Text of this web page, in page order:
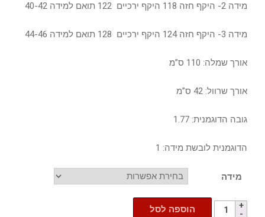
מידה 2- היקף חזה 118 היקף ירכיים 122 תואם למידה 40-42
מידה 3- היקף חזה 124 היקף ירכיים 128 תואם למידה 44-46
אורך שמלה: 110 ס”מ
אורך שרוול: 42 ס”מ
גובה הדוגמנית: 1.77
הדוגמנית לובשת מידה: 1
מידה
הוספה לסל